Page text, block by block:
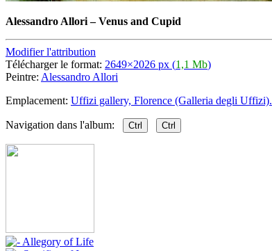
Alessandro Allori–Venus and Cupid
Modifier l'attribution
Télécharger le format: 2649×2026 px (1,1 Mb)
Peintre: Alessandro Allori
Emplacement: Uffizi gallery, Florence (Galleria degli Uffizi).
Navigation dans l'album: Ctrl Ctrl